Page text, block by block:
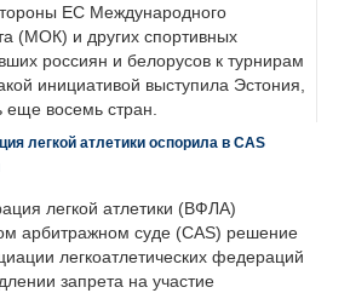
ЕС Международного
(МОК) и других спортивных
россиян и белорусов к турнирам
инициативой выступила Эстония,
еще восемь стран.
легкой атлетики оспорила в CAS
легкой атлетики (ВФЛА)
арбитражном суде (CAS) решение
легкоатлетических федераций
запрета на участие